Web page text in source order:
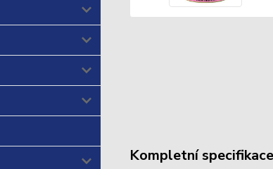
Kompletní specifikace